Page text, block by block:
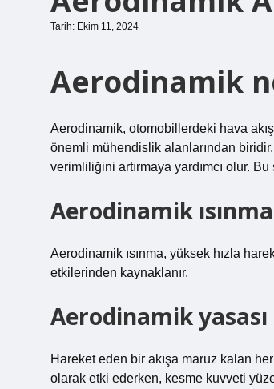
Tarih: Ekim 11, 2024
Aerodinamik
Aerodinamik, otomobillerdeki hava
önemli mühendislik alanlarından
verimliliğini artırmaya yardımcı olur.
Aerodinamik
Aerodinamik ısınma, yüksek hızla
etkilerinden kaynaklanır.
Aerodinamik
Hareket eden bir akışa maruz kalan
olarak etki ederken, kesme kuvveti